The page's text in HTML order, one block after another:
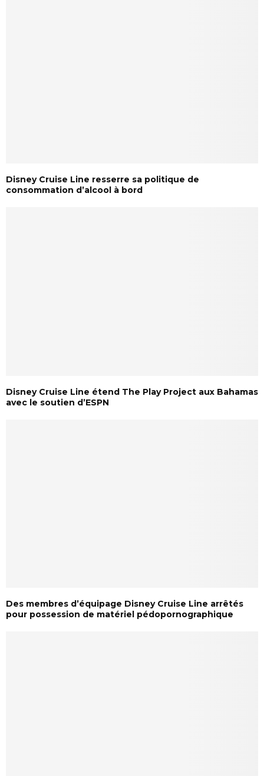
Disney Cruise Line resserre sa politique de
consommation d’alcool à bord
Disney Cruise Line étend The Play Project aux Bahamas
avec le soutien d’ESPN
Des membres d’équipage Disney Cruise Line arrêtés
pour possession de matériel pédopornographique